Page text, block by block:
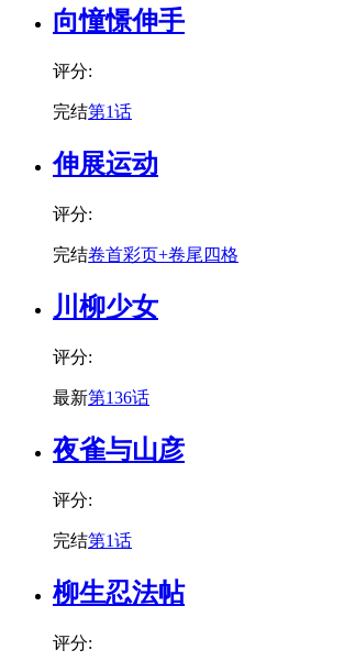
向憧憬伸手
评分:
完结第1话
伸展运动
评分:
完结卷首彩页+卷尾四格
川柳少女
评分:
最新第136话
夜雀与山彦
评分:
完结第1话
柳生忍法帖
评分: